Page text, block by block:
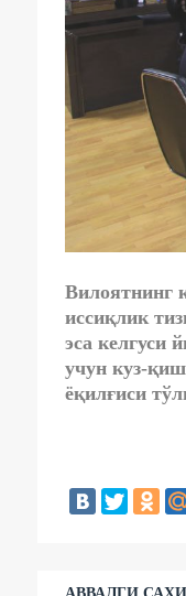
Вилоятнинг
иссиқлик
эса келгуси
учун куз-
ёқилғиси